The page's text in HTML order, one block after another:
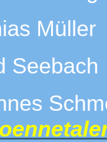
Müller
Seebach